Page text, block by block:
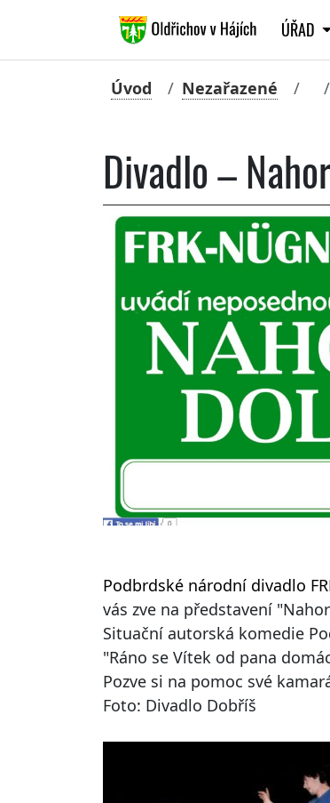
ÚŘAD
Úvod Nezařazené
Divadlo –
Podbrdské národní divadlo
vás zve na představení
Situační autorská komedie
"Ráno se Vítek od pana
Pozve si na pomoc své
Foto: Divadlo Dobříš